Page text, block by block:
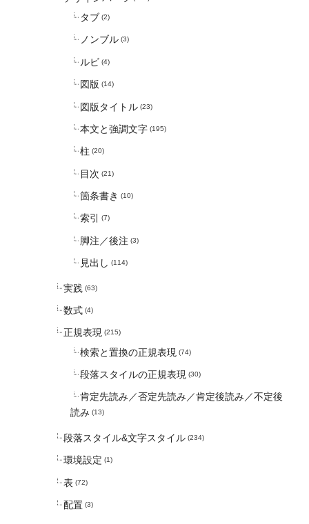
タブ (2)
ノンブル (3)
ルビ (4)
図版 (14)
図版タイトル (23)
本文と強調文字 (195)
柱 (20)
目次 (21)
箇条書き (10)
索引 (7)
脚注／後注 (3)
見出し (114)
実践 (63)
数式 (4)
正規表現 (215)
検索と置換の正規表現 (74)
段落スタイルの正規表現 (30)
肯定先読み／否定先読み／肯定後読み／不定後
読み (13)
段落スタイル&文字スタイル (234)
環境設定 (1)
表 (72)
配置 (3)